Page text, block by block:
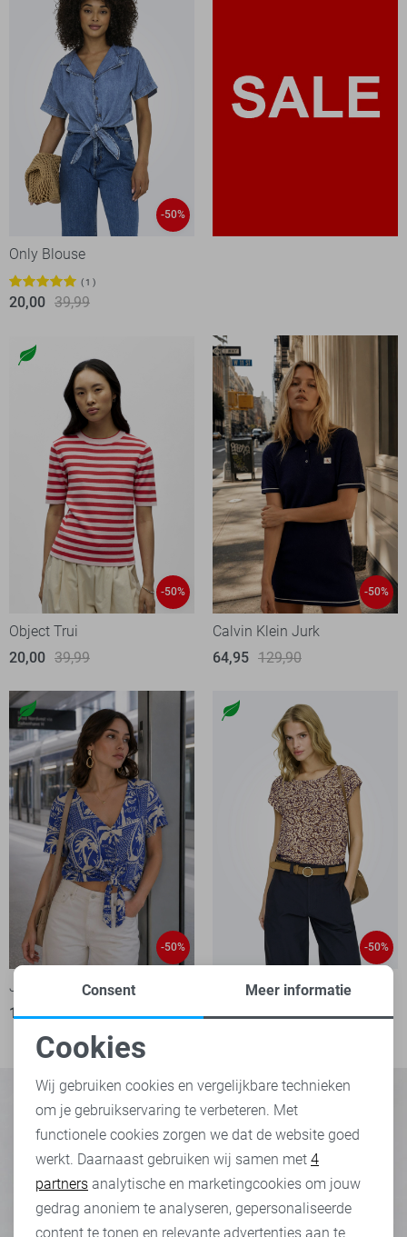
-50%
Only Blouse
1
20,00 39,99
-50%
Object Trui
20,00 39,99
-50%
Calvin Klein Jurk
64,95 129,90
-50%
Jacqueline de Yong Blouse
11,00 21,99
-50%
Only T-shirt
1
Noodzakelijke cookies
Personalisatie cookies
Analytische cookies
Marketing cookies
Consent Meer informatie
Cookies
Wij gebruiken cookies en vergelijkbare technieken
om je gebruikservaring te verbeteren. Met
functionele cookies zorgen we dat de website goed
werkt. Daarnaast gebruiken wij samen met 4
partners analytische en marketingcookies om jouw
gedrag anoniem te analyseren, gepersonaliseerde
content te tonen en relevante advertenties aan te